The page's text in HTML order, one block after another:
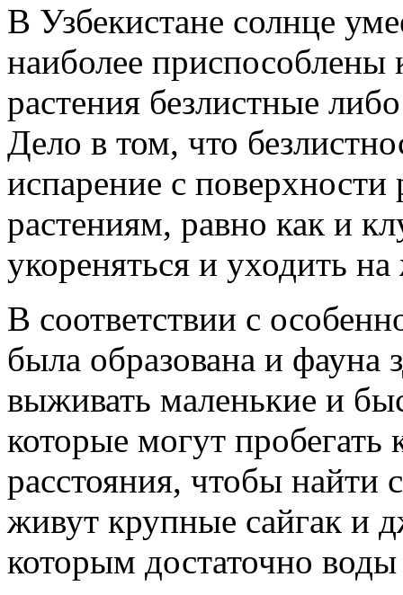
В Узбекистане солнце
наиболее
растения безлистные
Дело в том, что
испарение с
растениям, равно как и
укореняться и уходить
В соответствии с
была образована и фауна
выживать маленькие и
которые могут
расстояния, чтобы найти
живут крупные сайгак и
которым достаточно